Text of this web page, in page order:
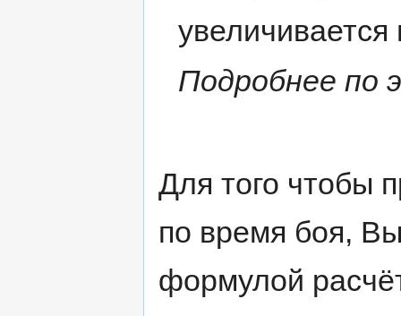
увеличивается
Подробнее по
Для того чтобы
по время боя,
формулой